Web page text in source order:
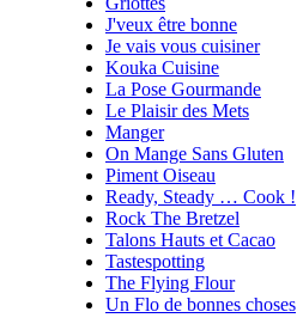
J'veux être bonne
Je vais vous cuisiner
Kouka Cuisine
La Pose Gourmande
Le Plaisir des Mets
Manger
On Mange Sans Gluten
Piment Oiseau
Ready, Steady … Cook !
Rock The Bretzel
Talons Hauts et Cacao
Tastespotting
The Flying Flour
Un Flo de bonnes choses